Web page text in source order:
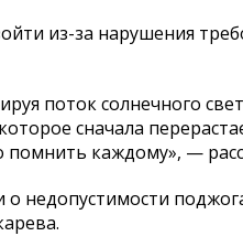
из-за нарушения
поток солнечного
сначала
каждому», —
недопустимости